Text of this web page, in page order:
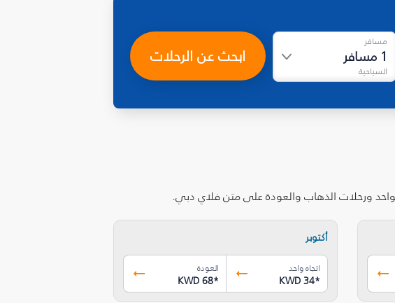
مسافر
1 مسافر
السياحية
ابحث عن الرحلات
ورحلات الذهاب والعودة على متن فلاي دبي.
أكتوبر
اتجاه واحد
KWD 34*
العودة
KWD 68*